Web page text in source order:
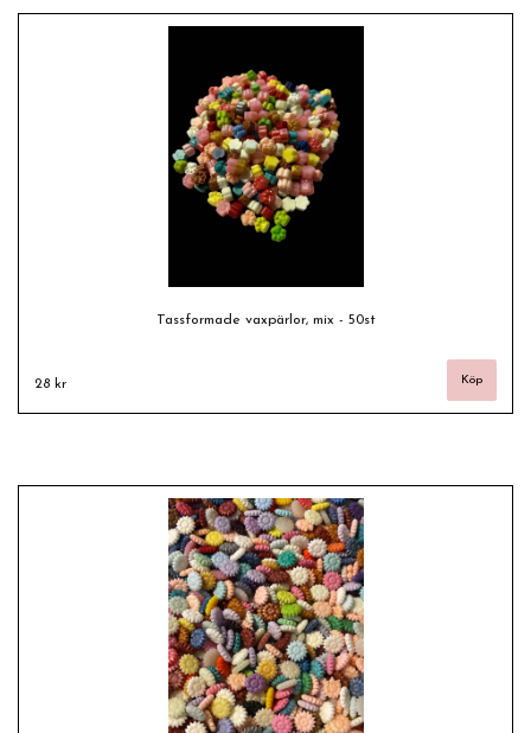
Tassformade vaxpärlor, mix - 50st
28 kr